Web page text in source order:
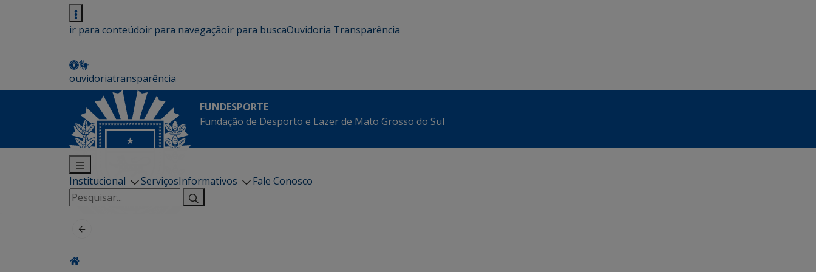
ir para conteúdoir para navegaçãoir para buscaOuvidoria Transparência
ouvidoriatransparência
FUNDESPORTE
Fundação de Desporto e Lazer de Mato Grosso do Sul
Institucional ServiçosInformativos
Fale Conosco
Pesquisar
por: